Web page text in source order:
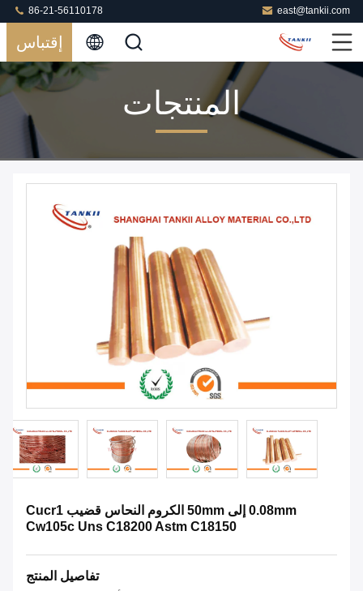
east@tankii.com
86-21-56110178
إقتباس
المنتجات
0.08mm إلى 50mm الكروم النحاس قضيب Cucr1
Cw105c Uns C18200 Astm C18150
تفاصيل المنتج